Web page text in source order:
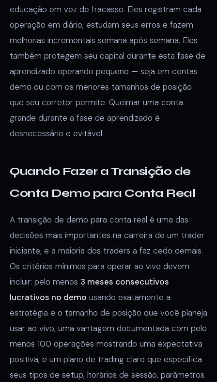
educação em vez de fracasso. Eles registram cada
operação em diário, estudam seus erros e fazem
melhorias incrementais semana após semana. Eles
também protegem seu capital durante esta fase de
aprendizado operando pequeno — seja em contas
demo ou com os menores tamanhos de posição
que seu corretor permite. Queimar uma conta
grande durante a fase de aprendizado é
desnecessário e evitável.
Quando Fazer a Transição de
Conta Demo para Conta Real
A transição de demo para conta real é uma das
decisões mais importantes na carreira de um trader
iniciante, e a maioria dos traders a faz cedo demais.
Os critérios mínimos para operar ao vivo devem
incluir: pelo menos 3 meses consecutivos
lucrativos no demo usando exatamente a
estratégia e o tamanho de posição que você planeja
usar ao vivo, uma vantagem documentada com pelo
menos 100 operações mostrando uma expectativa
positiva, e um plano de trading claro que especifica
seus tipos de setup, horários de sessão, parâmetros